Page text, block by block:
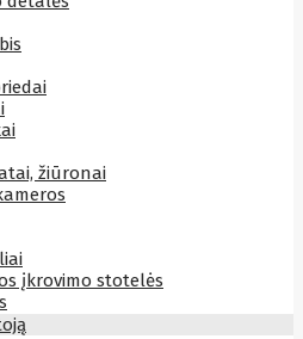
žiūronai
įkrovimo stotelės